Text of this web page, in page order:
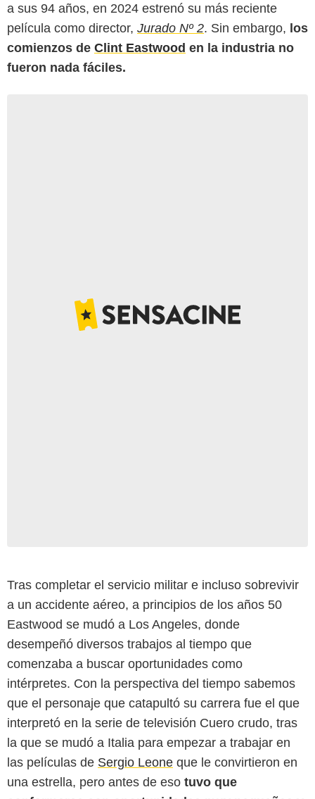
a sus 94 años, en 2024 estrenó su más reciente
película como director, Jurado Nº 2. Sin embargo, los
comienzos de Clint Eastwood en la industria no
fueron nada fáciles.
Tras completar el servicio militar e incluso sobrevivir
a un accidente aéreo, a principios de los años 50
Eastwood se mudó a Los Angeles, donde
desempeñó diversos trabajos al tiempo que
comenzaba a buscar oportunidades como
intérpretes. Con la perspectiva del tiempo sabemos
que el personaje que catapultó su carrera fue el que
interpretó en la serie de televisión Cuero crudo, tras
la que se mudó a Italia para empezar a trabajar en
las películas de Sergio Leone que le convirtieron en
una estrella, pero antes de eso tuvo que